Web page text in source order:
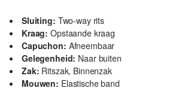
Sluiting: Two-way rits
Kraag: Opstaande kraag
Capuchon: Afneembaar
Gelegenheid: Naar buiten
Zak: Ritszak, Binnenzak
Mouwen: Elastische band